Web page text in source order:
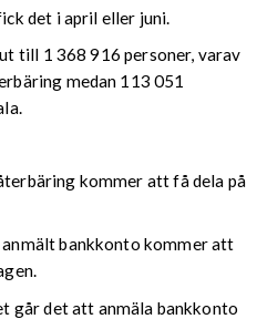
det i april eller juni.
till 1 368 916 personer, varav
medan 113 051
kommer att få dela på
bankkonto kommer att
går det att anmäla bankkonto